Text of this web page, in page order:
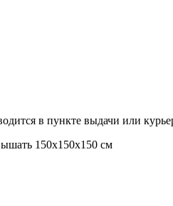
в пункте выдачи или
150х150х150 см